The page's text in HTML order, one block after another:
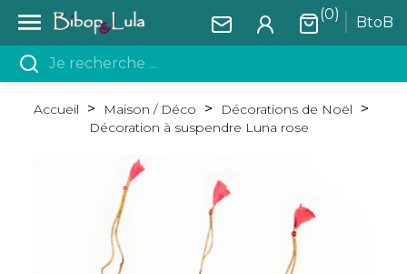
 BtoB
(0)
Accueil Maison / Déco
Décorations de Noël
Décoration à suspendre Luna rose